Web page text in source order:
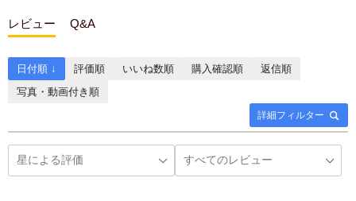
レビュー Q&A
詳細フィルター
日付順 ↓ 評価順 いいね数順 購入確認順
返信順
写真・動画付き順